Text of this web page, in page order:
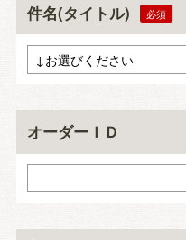
件名(タイトル)
オーダーＩＤ